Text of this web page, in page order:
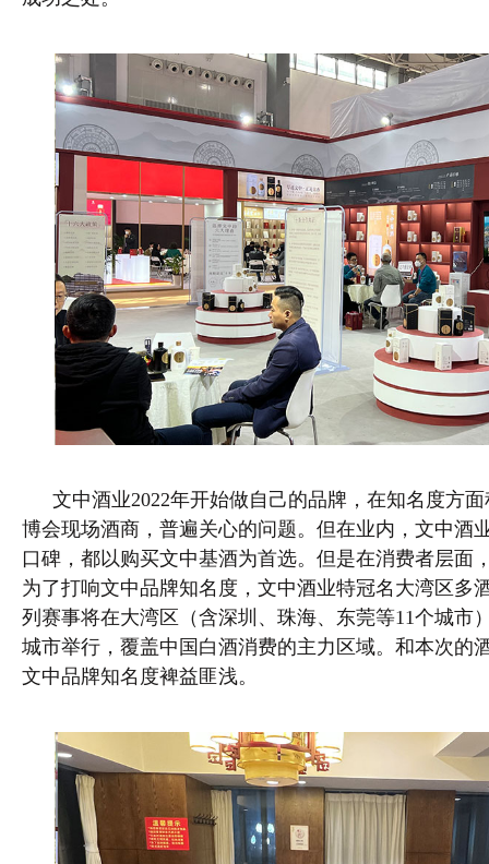
文中酒业2022年开始做自己的品牌，在知名度方
博会现场酒商，普遍关心的问题。但在业内，文中酒
口碑，都以购买文中基酒为首选。但是在消费者层面
为了打响文中品牌知名度，文中酒业特冠名大湾区多
列赛事将在大湾区（含深圳、珠海、东莞等11个城市
城市举行，覆盖中国白酒消费的主力区域。和本次的
文中品牌知名度裨益匪浅。